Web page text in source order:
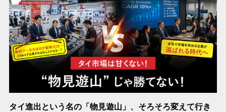
タイ進出という名の「物見遊山」、そろそろ変えて行き